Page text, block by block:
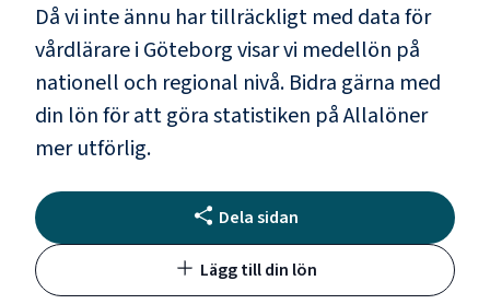
Då vi inte ännu har tillräckligt med data för
vårdlärarei Göteborgvisar vi medellön på
nationell och regional nivå. Bidra gärna med
din lön för att göra statistiken på Allalöner
mer utförlig.
Dela sidan
Lägg till din lön